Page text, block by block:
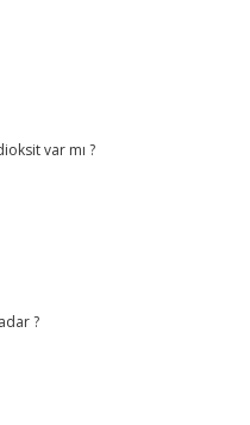
var mı ?
?